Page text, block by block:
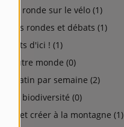
Table ronde sur le vélo (1)
Tables rondes et débats (1)
Talents d'ici ! (1)
Un autre monde (0)
Un matin par semaine (2)
Vie et biodiversité (0)
Vivre et créer à la montagne (1)